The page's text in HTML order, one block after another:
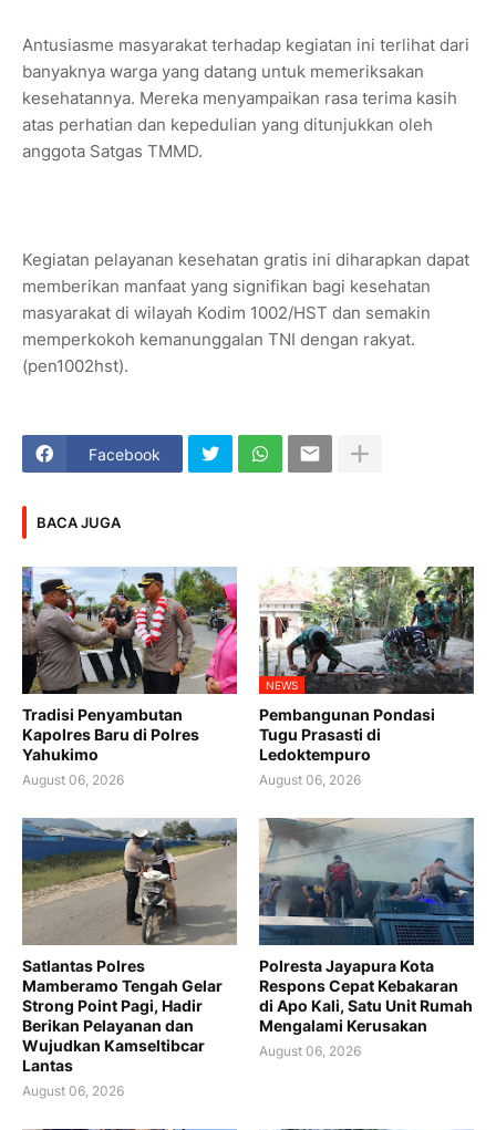
Antusiasme masyarakat terhadap kegiatan ini terlihat dari
banyaknya warga yang datang untuk memeriksakan
kesehatannya. Mereka menyampaikan rasa terima kasih
atas perhatian dan kepedulian yang ditunjukkan oleh
anggota Satgas TMMD.
Kegiatan pelayanan kesehatan gratis ini diharapkan dapat
memberikan manfaat yang signifikan bagi kesehatan
masyarakat di wilayah Kodim 1002/HST dan semakin
memperkokoh kemanunggalan TNI dengan rakyat.
(pen1002hst).
Facebook
BACA JUGA
Tradisi Penyambutan
Kapolres Baru di Polres
Yahukimo
August 06, 2026
NEWS
Pembangunan Pondasi
Tugu Prasasti di
Ledoktempuro
August 06, 2026
Satlantas Polres
Mamberamo Tengah Gelar
Strong Point Pagi, Hadir
Berikan Pelayanan dan
Wujudkan Kamseltibcar
Lantas
August 06, 2026
Polresta Jayapura Kota
Respons Cepat Kebakaran
di Apo Kali, Satu Unit Rumah
Mengalami Kerusakan
August 06, 2026